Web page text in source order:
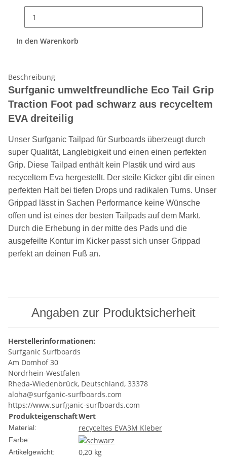
In den Warenkorb
Beschreibung
Surfganic umweltfreundliche Eco Tail Grip
Traction Foot pad schwarz aus recyceltem
EVA dreiteilig
Unser Surfganic Tailpad für Surboards überzeugt durch
super Qualität, Langlebigkeit und einen einen perfekten
Grip. Diese Tailpad enthält kein Plastik und wird aus
recyceltem Eva hergestellt. Der steile Kicker gibt dir einen
perfekten Halt bei tiefen Drops und radikalen Turns. Unser
Grippad lässt in Sachen Performance keine Wünsche
offen und ist eines der besten Tailpads auf dem Markt.
Durch die Erhebung in der mitte des Pads und die
ausgefeilte Kontur im Kicker passt sich unser Grippad
perfekt an deinen Fuß an.
Angaben zur Produktsicherheit
Herstellerinformationen:
Surfganic Surfboards
Am Domhof 30
Nordrhein-Westfalen
Rheda-Wiedenbrück, Deutschland, 33378
aloha@surfganic-surfboards.com
https://www.surfganic-surfboards.com
ProdukteigenschaftWert
Material: recyceltes EVA3M Kleber
Farbe:
Artikelgewicht:
0,20 kg